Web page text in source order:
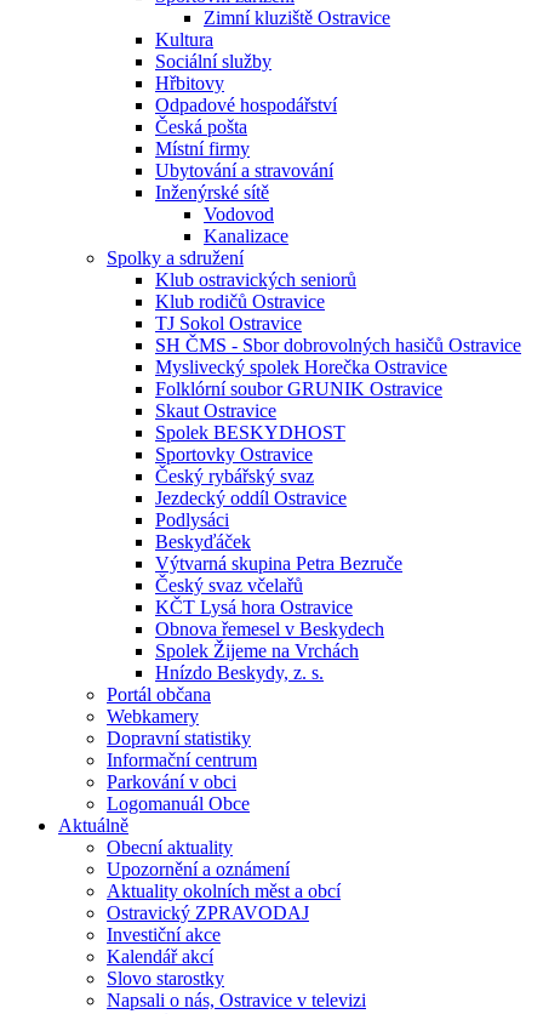
Zimní kluziště Ostravice
Kultura
Sociální služby
Hřbitovy
Odpadové hospodářství
Česká pošta
Místní firmy
Ubytování a stravování
Inženýrské sítě
Vodovod
Kanalizace
Spolky a sdružení
Klub ostravických seniorů
Klub rodičů Ostravice
TJ Sokol Ostravice
SH ČMS - Sbor dobrovolných hasičů Ostravice
Myslivecký spolek Horečka Ostravice
Folklórní soubor GRUNIK Ostravice
Skaut Ostravice
Spolek BESKYDHOST
Sportovky Ostravice
Český rybářský svaz
Jezdecký oddíl Ostravice
Podlysáci
Beskyďáček
Výtvarná skupina Petra Bezruče
Český svaz včelařů
KČT Lysá hora Ostravice
Obnova řemesel v Beskydech
Spolek Žijeme na Vrchách
Hnízdo Beskydy, z. s.
Portál občana
Webkamery
Dopravní statistiky
Informační centrum
Parkování v obci
Logomanuál Obce
Aktuálně
Obecní aktuality
Upozornění a oznámení
Aktuality okolních měst a obcí
Ostravický ZPRAVODAJ
Investiční akce
Kalendář akcí
Slovo starostky
Napsali o nás, Ostravice v televizi